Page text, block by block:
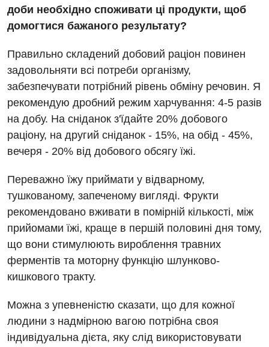
Для дітей
Дитяча алергологія
Дитяча гастроентерологія
Дитяча гінекологія
Дитяча ендокринологія
Дитяча кардіоревматологія
Дитяча неврологія
Дитяча ортопедія і травматологія
Дитяча офтальмологія
Дитяча урологія
доби необхідно споживати ці продукти, щоб
домогтися бажаного результату?
Правильно складений добовий раціон повинен
задовольняти всі потреби організму,
забезпечувати потрібний рівень обміну речовин. Я
рекомендую дробний режим харчування: 4-5 разів
на добу. На сніданок з'їдайте 20% добового
раціону, на другий сніданок - 15%, на обід - 45%,
вечеря - 20% від добового обсягу їжі.
Переважно їжу приймати у відварному,
тушкованому, запеченому вигляді. Фрукти
рекомендовано вживати в помірній кількості, між
прийомами їжі, краще в першій половині дня тому,
що вони стимулюють вироблення травних
ферментів та моторну функцію шлунково-
кишкового тракту.
Можна з упевненістю сказати, що для кожної
людини з надмірною вагою потрібна своя
індивідуальна дієта, яку слід використовувати